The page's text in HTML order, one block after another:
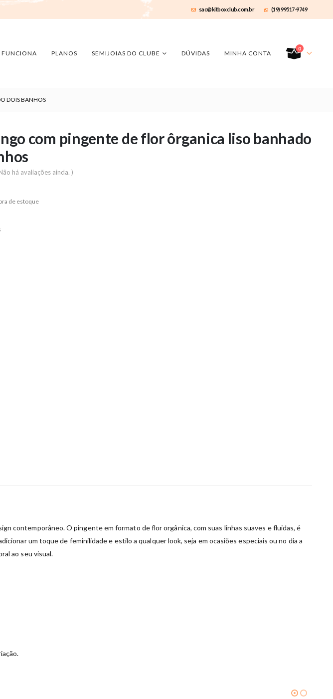
sac@kitboxclub.com.br (19) 99517-9749
FUNCIONA PLANOS SEMIJOIAS DO CLUBE DÚVIDAS MINHA CONTA
0
DOIS BANHOS
com pingente de flor ôrganica liso banhado
há avaliações ainda. )
de estoque
contemporâneo. O pingente em formato de flor orgânica, com suas linhas suaves e fluidas, é
um toque de feminilidade e estilo a qualquer look, seja em ocasiões especiais ou no dia a
ao seu visual.